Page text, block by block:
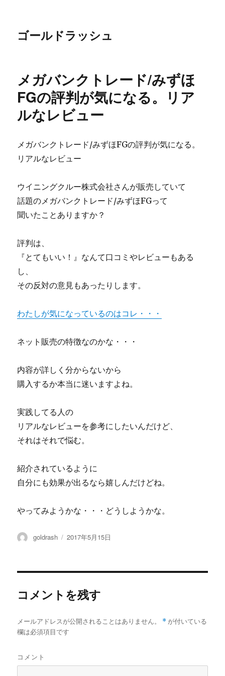
ゴールドラッシュ
メガバンクトレード/みずほ
FGの評判が気になる。リア
ルなレビュー
メガバンクトレード/みずほFGの評判が気になる。
リアルなレビュー
ウイニングクルー株式会社さんが販売していて
話題のメガバンクトレード/みずほFGって
聞いたことありますか？
評判は、
『とてもいい！』なんて口コミやレビューもある
し、
その反対の意見もあったりします。
わたしが気になっているのはコレ・・・
ネット販売の特徴なのかな・・・
内容が詳しく分からないから
購入するか本当に迷いますよね。
実践してる人の
リアルなレビューを参考にしたいんだけど、
それはそれで悩む。
紹介されているように
自分にも効果が出るなら嬉しんだけどね。
やってみようかな・・・どうしようかな。
投
goldrash
投
2017年5月15日
コメントを残す
メールアドレスが公開されることはありません。 * が付いている
欄は必須項目です
コメント